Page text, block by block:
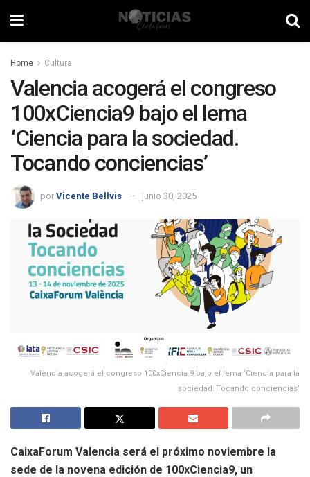
Home Cultura
Valencia acogerá el congreso
100xCiencia9 bajo el lema
‘Ciencia para la sociedad.
Tocando conciencias’
por Vicente Bellvis junio 30, 2025
València acogerá el congreso 100xCiencia 9 bajo el lema ‘Ciencia para la
sociedad. Tocando conciencias’
CaixaForum Valencia será el próximo noviembre la
sede de la novena edición de 100xCiencia9, un